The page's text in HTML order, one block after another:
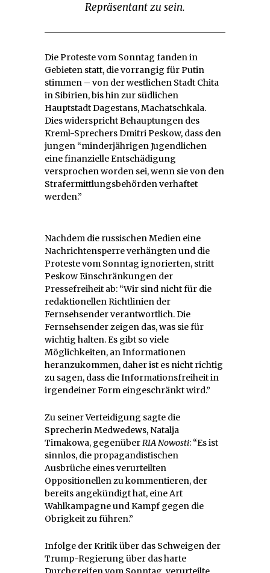
Repräsentant zu sein.
Die Proteste vom Sonntag fanden in
Gebieten statt, die vorrangig für Putin
stimmen – von der westlichen Stadt Chita
in Sibirien, bis hin zur südlichen
Hauptstadt Dagestans, Machatschkala.
Dies widerspricht Behauptungen des
Kreml-Sprechers Dmitri Peskow, dass den
jungen “minderjährigen Jugendlichen
eine finanzielle Entschädigung
versprochen worden sei, wenn sie von den
Strafermittlungsbehörden verhaftet
werden.”
Nachdem die russischen Medien eine
Nachrichtensperre verhängten und die
Proteste vom Sonntag ignorierten, stritt
Peskow Einschränkungen der
Pressefreiheit ab: “Wir sind nicht für die
redaktionellen Richtlinien der
Fernsehsender verantwortlich. Die
Fernsehsender zeigen das, was sie für
wichtig halten. Es gibt so viele
Möglichkeiten, an Informationen
heranzukommen, daher ist es nicht richtig
zu sagen, dass die Informationsfreiheit in
irgendeiner Form eingeschränkt wird.”
Zu seiner Verteidigung sagte die
Sprecherin Medwedews, Natalja
Timakowa, gegenüberRIA Nowosti: “Es ist
sinnlos, die propagandistischen
Ausbrüche eines verurteilten
Oppositionellen zu kommentieren, der
bereits angekündigt hat, eine Art
Wahlkampagne und Kampf gegen die
Obrigkeit zu führen.”
Infolge der Kritik über das Schweigen der
Trump-Regierung über das harte